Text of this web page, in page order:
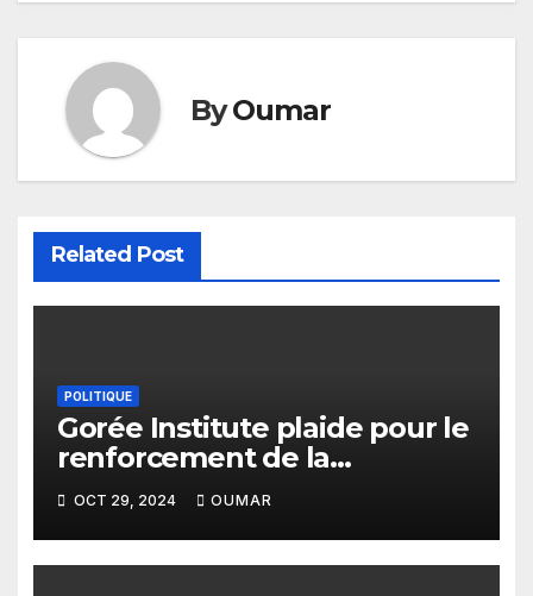
ByOumar
Related Post
POLITIQUE
Gorée Institute plaide pour le
renforcement de la
collaboration entre les OSC et
la CEDEAO en matière de
démocratie et de la bonne
gouvernance en Afrique de
OCT 29, 2024 OUMAR